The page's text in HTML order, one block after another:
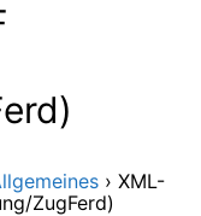
› XML-
ZugFerd)